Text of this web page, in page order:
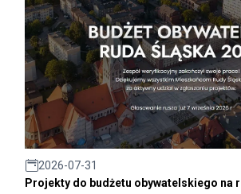
2026-07-31
Projekty do budżetu obywatelskiego na